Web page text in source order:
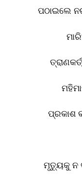
ପଠାଇଲେ
ପ୍ରକାଶ
ମୃତ୍ୟୁକୁ ନ